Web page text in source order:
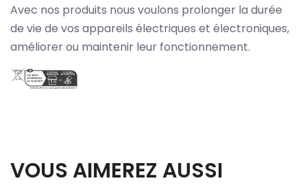
Avec nos produits nous voulons prolonger la durée
de vie de vos appareils électriques et électroniques,
améliorer ou maintenir leur fonctionnement.
VOUS AIMEREZ AUSSI